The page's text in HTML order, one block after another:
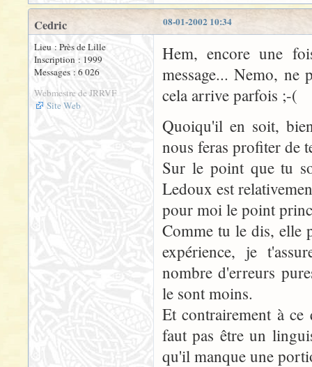
08-01-2002 10:34
Cedric
Lieu : Près de Lille
Inscription : 1999
Messages : 6 026
Webmestre de JRRVF
Site Web
Hem, encore une
message... Nemo, ne
cela arrive parfois ;-(
Quoiqu'il en soit,
nous feras profiter de
Sur le point que tu
Ledoux est
pour moi le point
Comme tu le dis, elle
expérience, je
nombre d'erreurs
le sont moins.
Et contrairement à
faut pas être un
qu'il manque une